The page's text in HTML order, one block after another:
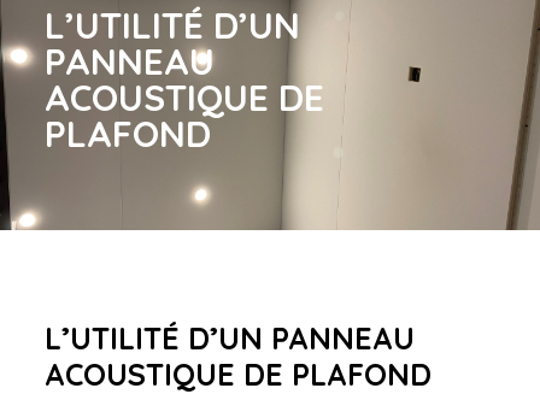
L’UTILITÉ D’UN
PANNEAU
ACOUSTIQUE DE
PLAFOND
L’UTILITÉ D’UN PANNEAU
ACOUSTIQUE DE PLAFOND